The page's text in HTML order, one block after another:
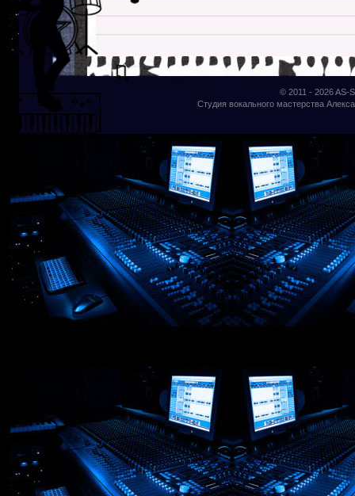
© 2011 - 2026AS-
Студия вокального мастерства